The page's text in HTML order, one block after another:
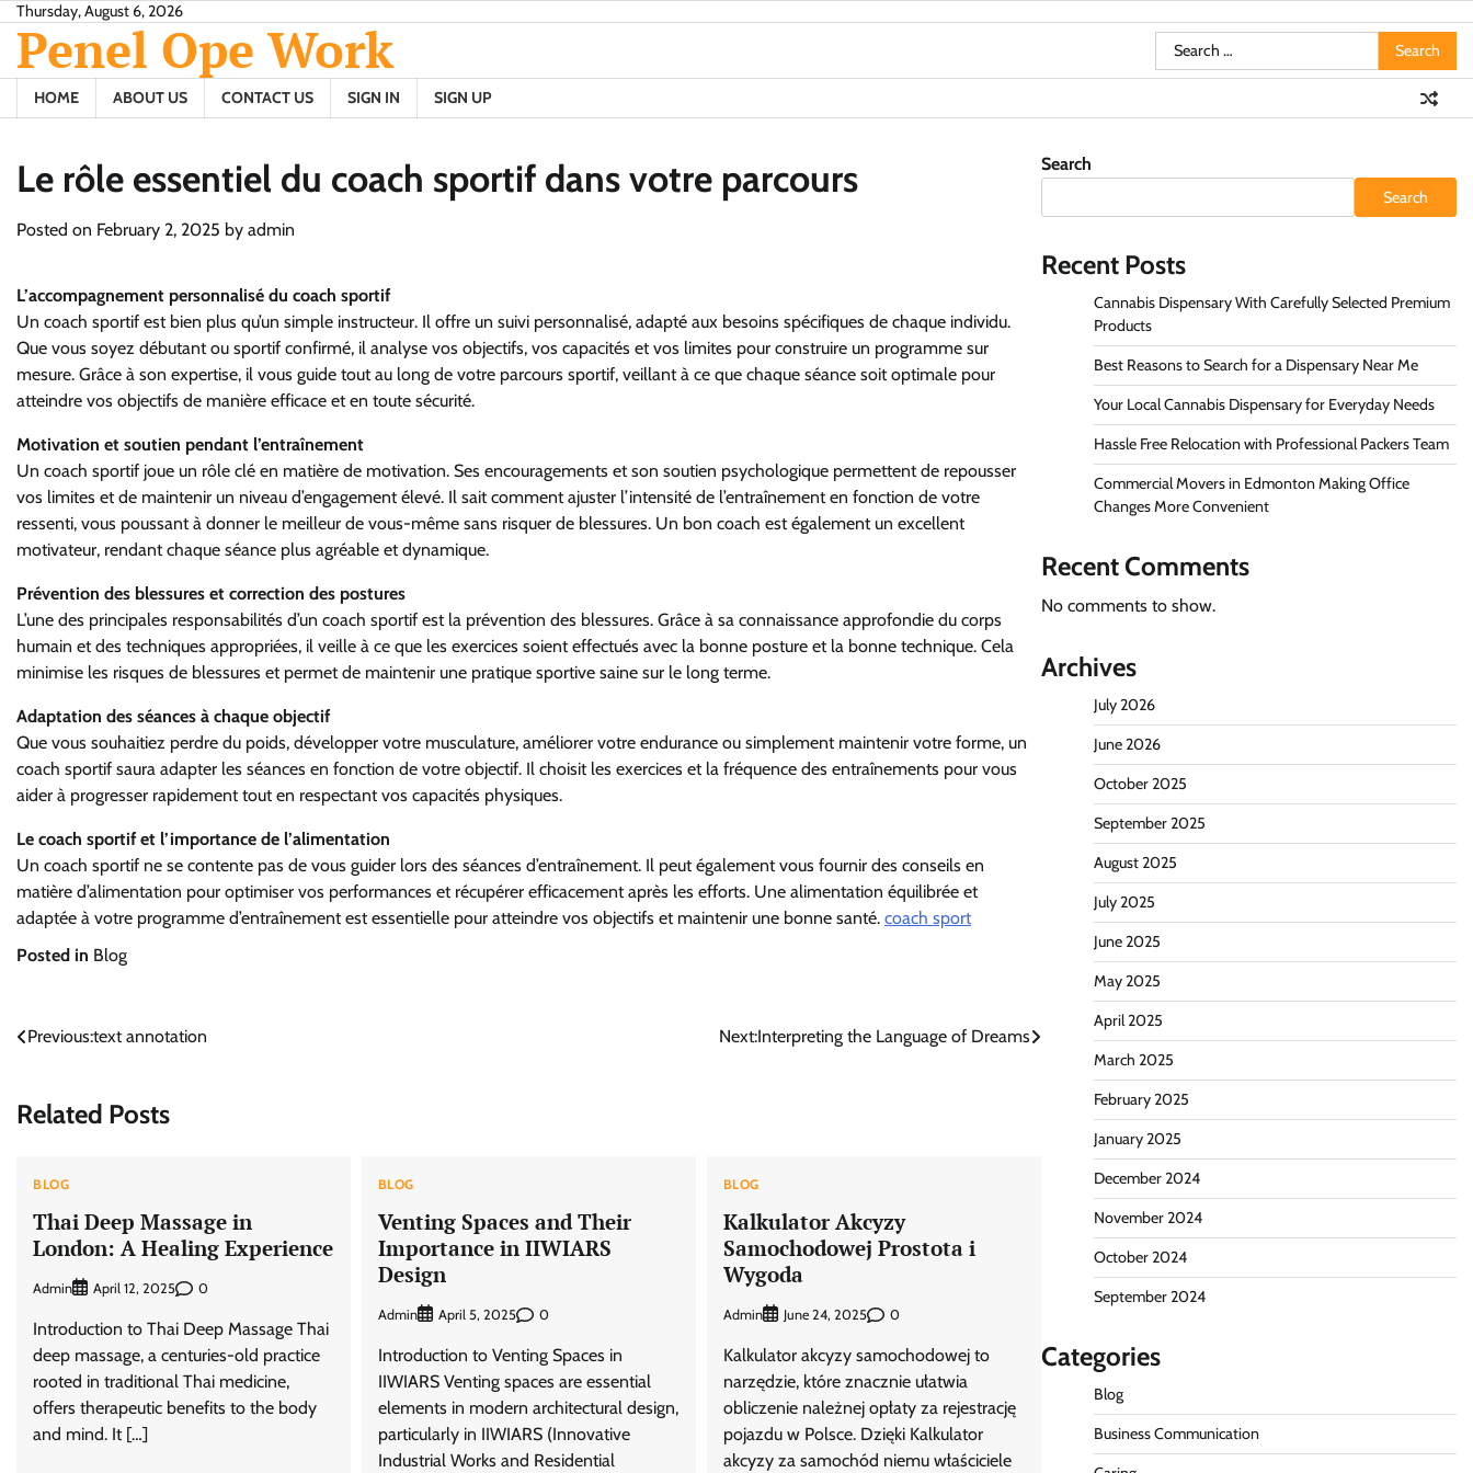
Skip
content
Thursday, August 6, 2026
Penel Ope Work
Search
for:
HOME ABOUT US CONTACT US SIGN IN SIGN UP
Le rôle essentiel du coach sportif dans votre parcours
Posted on February 2, 2025 by admin
L’accompagnement personnalisé du coach sportif
Un coach sportif est bien plus qu’un simple instructeur. Il offre un suivi personnalisé, adapté aux besoins spécifiques de chaque individu.
Que vous soyez débutant ou sportif confirmé, il analyse vos objectifs, vos capacités et vos limites pour construire un programme sur
mesure. Grâce à son expertise, il vous guide tout au long de votre parcours sportif, veillant à ce que chaque séance soit optimale pour
atteindre vos objectifs de manière efficace et en toute sécurité.
Motivation et soutien pendant l’entraînement
Un coach sportif joue un rôle clé en matière de motivation. Ses encouragements et son soutien psychologique permettent de repousser
vos limites et de maintenir un niveau d’engagement élevé. Il sait comment ajuster l’intensité de l’entraînement en fonction de votre
ressenti, vous poussant à donner le meilleur de vous-même sans risquer de blessures. Un bon coach est également un excellent
motivateur, rendant chaque séance plus agréable et dynamique.
Prévention des blessures et correction des postures
L’une des principales responsabilités d’un coach sportif est la prévention des blessures. Grâce à sa connaissance approfondie du corps
humain et des techniques appropriées, il veille à ce que les exercices soient effectués avec la bonne posture et la bonne technique. Cela
minimise les risques de blessures et permet de maintenir une pratique sportive saine sur le long terme.
Adaptation des séances à chaque objectif
Que vous souhaitiez perdre du poids, développer votre musculature, améliorer votre endurance ou simplement maintenir votre forme, un
coach sportif saura adapter les séances en fonction de votre objectif. Il choisit les exercices et la fréquence des entraînements pour vous
aider à progresser rapidement tout en respectant vos capacités physiques.
Le coach sportif et l’importance de l’alimentation
Un coach sportif ne se contente pas de vous guider lors des séances d’entraînement. Il peut également vous fournir des conseils en
matière d’alimentation pour optimiser vos performances et récupérer efficacement après les efforts. Une alimentation équilibrée et
adaptée à votre programme d’entraînement est essentielle pour atteindre vos objectifs et maintenir une bonne santé. coach sport
Posted in Blog
Post
Previous:text annotation Next:Interpreting the Language of Dreams
Related Posts
BLOG
Thai Deep Massage in
London: A Healing Experience
Admin April 12, 2025 0
Introduction to Thai Deep Massage Thai
deep massage, a centuries-old practice
rooted in traditional Thai medicine,
offers therapeutic benefits to the body
and mind. It […]
BLOG
Venting Spaces and Their
Importance in IIWIARS
Design
Admin April 5, 2025 0
Introduction to Venting Spaces in
IIWIARS Venting spaces are essential
elements in modern architectural design,
particularly in IIWIARS (Innovative
Industrial Works and Residential
BLOG
Kalkulator Akcyzy
Samochodowej Prostota i
Wygoda
Admin June 24, 2025 0
Kalkulator akcyzy samochodowej to
narzędzie, które znacznie ułatwia
obliczenie należnej opłaty za rejestrację
pojazdu w Polsce. Dzięki Kalkulator
akcyzy za samochód niemu właściciele
Search
Search
Recent Posts
Cannabis Dispensary With Carefully Selected Premium
Products
Best Reasons to Search for a Dispensary Near Me
Your Local Cannabis Dispensary for Everyday Needs
Hassle Free Relocation with Professional Packers Team
Commercial Movers in Edmonton Making Office
Changes More Convenient
Recent Comments
No comments to show.
Archives
July 2026
June 2026
October 2025
September 2025
August 2025
July 2025
June 2025
May 2025
April 2025
March 2025
February 2025
January 2025
December 2024
November 2024
October 2024
September 2024
Categories
Blog
Business Communication